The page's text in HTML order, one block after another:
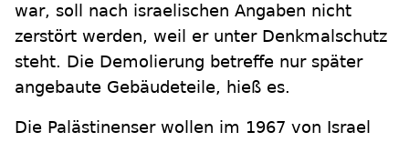
war, soll nach israelischen Angaben nicht
zerstört werden, weil er unter Denkmalschutz
steht. Die Demolierung betreffe nur später
angebaute Gebäudeteile, hieß es.
Die Palästinenser wollen im 1967 von Israel